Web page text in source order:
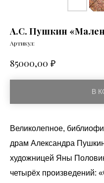
А.С. Пушкин
Артикул:
85000,00 ₽
В
Великолепное,
драм Александра
художницей Яны
четырёх произведений: